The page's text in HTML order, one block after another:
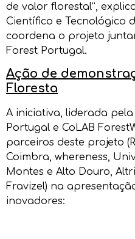
de valor florestal”,
Científico e Tecnológico
coordena o projeto
Forest Portugal.
Ação de
Floresta
A iniciativa, liderada
Portugal e CoLAB
parceiros deste projeto
Coimbra, whereness,
Montes e Alto Douro,
Fravizel) na
inovadores: